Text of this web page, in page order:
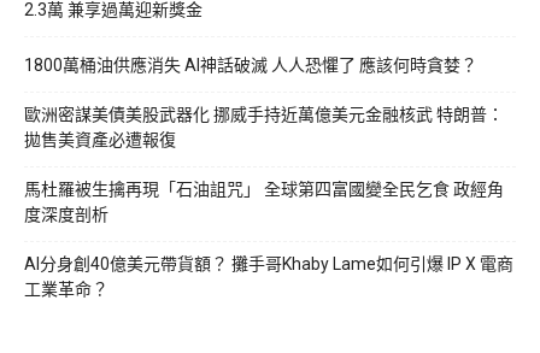
2.3萬 兼享過萬迎新獎金
1800萬桶油供應消失 AI神話破滅 人人恐懼了 應該何時貪婪？
歐洲密謀美債美股武器化 挪威手持近萬億美元金融核武 特朗普：
拋售美資產必遭報復
馬杜羅被生擒再現「石油詛咒」 全球第四富國變全民乞食 政經角
度深度剖析
AI分身創40億美元帶貨額？ 攤手哥Khaby Lame如何引爆 IP X 電商
工業革命？